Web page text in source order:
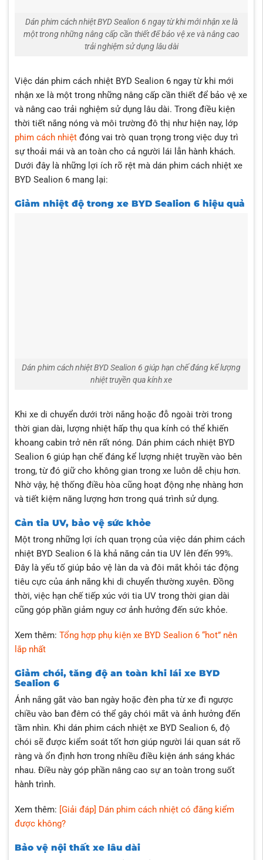
Dán phim cách nhiệt BYD Sealion 6 ngay từ khi mới nhận xe là
một trong những nâng cấp cần thiết để bảo vệ xe và nâng cao
trải nghiệm sử dụng lâu dài
Việc dán phim cách nhiệt BYD Sealion 6 ngay từ khi mới
nhận xe là một trong những nâng cấp cần thiết để bảo vệ xe
và nâng cao trải nghiệm sử dụng lâu dài. Trong điều kiện
thời tiết nắng nóng và môi trường đô thị như hiện nay, lớp
phim cách nhiệtđóng vai trò quan trọng trong việc duy trì
sự thoải mái và an toàn cho cả người lái lẫn hành khách.
Dưới đây là những lợi ích rõ rệt mà dán phim cách nhiệt xe
BYD Sealion 6 mang lại:
Giảm nhiệt độ trong xe BYD Sealion 6 hiệu quả
Dán phim cách nhiệt BYD Sealion 6 giúp hạn chế đáng kể lượng
nhiệt truyền qua kính xe
Khi xe di chuyển dưới trời nắng hoặc đỗ ngoài trời trong
thời gian dài, lượng nhiệt hấp thụ qua kính có thể khiến
khoang cabin trở nên rất nóng. Dán phim cách nhiệt BYD
Sealion 6 giúp hạn chế đáng kể lượng nhiệt truyền vào bên
trong, từ đó giữ cho không gian trong xe luôn dễ chịu hơn.
Nhờ vậy, hệ thống điều hòa cũng hoạt động nhẹ nhàng hơn
và tiết kiệm năng lượng hơn trong quá trình sử dụng.
Cản tia UV, bảo vệ sức khỏe
Một trong những lợi ích quan trọng của việc dán phim cách
nhiệt BYD Sealion 6 là khả năng cản tia UV lên đến 99%.
Đây là yếu tố giúp bảo vệ làn da và đôi mắt khỏi tác động
tiêu cực của ánh nắng khi di chuyển thường xuyên. Đồng
thời, việc hạn chế tiếp xúc với tia UV trong thời gian dài
cũng góp phần giảm nguy cơ ảnh hưởng đến sức khỏe.
Xem thêm: Tổng hợp phụ kiện xe BYD Sealion 6 “hot” nên
lắp nhất
Giảm chói, tăng độ an toàn khi lái xe BYD
Sealion 6
Ánh nắng gắt vào ban ngày hoặc đèn pha từ xe đi ngược
chiều vào ban đêm có thể gây chói mắt và ảnh hưởng đến
tầm nhìn. Khi dán phim cách nhiệt xe BYD Sealion 6, độ
chói sẽ được kiểm soát tốt hơn giúp người lái quan sát rõ
ràng và ổn định hơn trong nhiều điều kiện ánh sáng khác
nhau. Điều này góp phần nâng cao sự an toàn trong suốt
hành trình.
Xem thêm: [Giải đáp] Dán phim cách nhiệt có đăng kiểm
được không?
Bảo vệ nội thất xe lâu dài